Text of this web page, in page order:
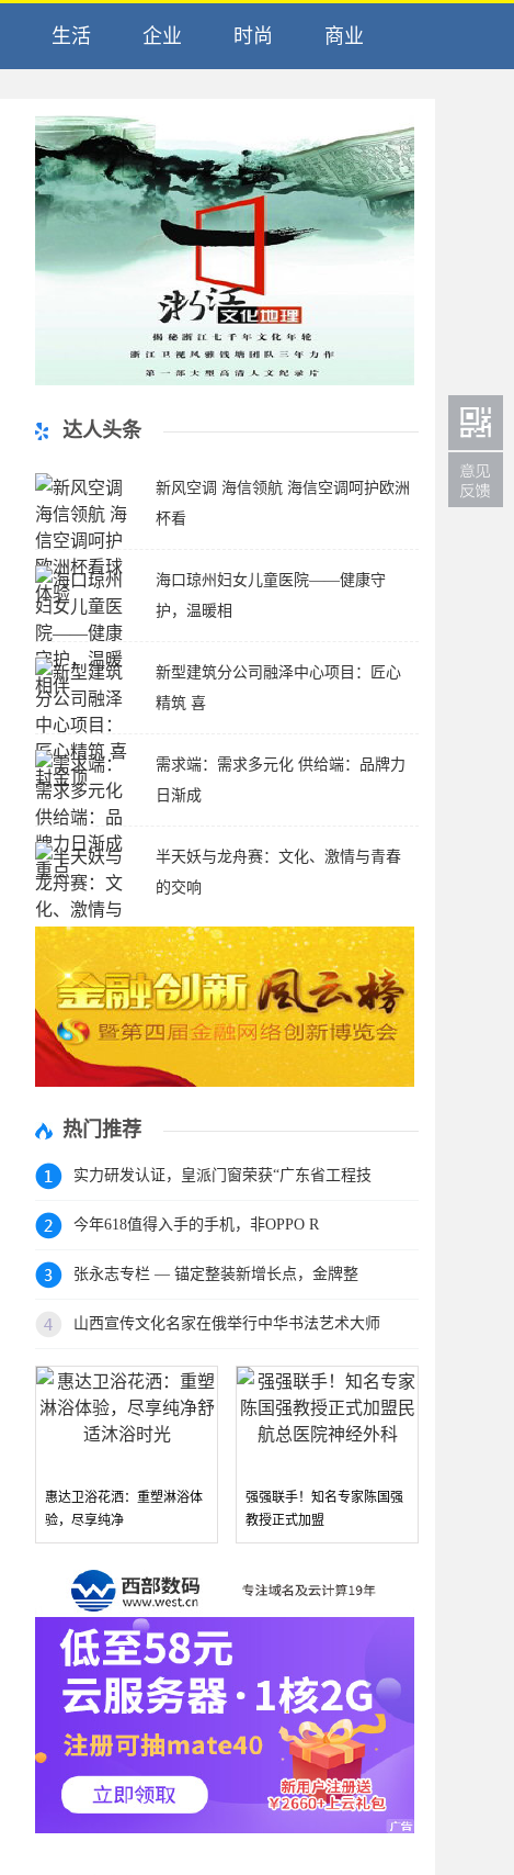
生活 企业 时尚 商业
达人头条
新风空调 海信领航 海信空调呵护欧洲
杯看
海口琼州妇女儿童医院——健康守
护，温暖相
新型建筑分公司融泽中心项目：匠心
精筑 喜
需求端：需求多元化 供给端：品牌力
日渐成
半天妖与龙舟赛：文化、激情与青春
的交响
热门推荐
实力研发认证，皇派门窗荣获“广东省工程技
今年618值得入手的手机，非OPPO R
张永志专栏 — 锚定整装新增长点，金牌整
山西宣传文化名家在俄举行中华书法艺术大师
惠达卫浴花洒：重塑淋浴体
验，尽享纯净
强强联手！知名专家陈国强
教授正式加盟